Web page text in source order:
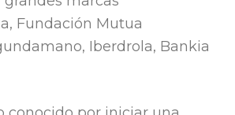
Fundación Mutua
Iberdrola, Bankia